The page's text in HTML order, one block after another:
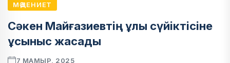
МӘДЕНИЕТ
Сәкен Майғазиевтің ұлы сүйіктісіне
ұсыныс жасады
7 МАМЫР, 2025